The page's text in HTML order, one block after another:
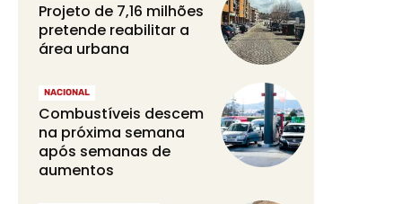
Projeto de 7,16 milhões
pretende reabilitar a
área urbana
NACIONAL
Combustíveis descem
na próxima semana
após semanas de
aumentos